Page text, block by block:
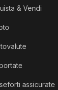
& Vendi
assicurate